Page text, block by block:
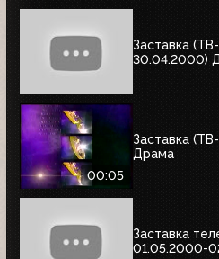
Заставка
30.04.2000)
00:05
Заставка
Драма
Заставка
01.05.2000-